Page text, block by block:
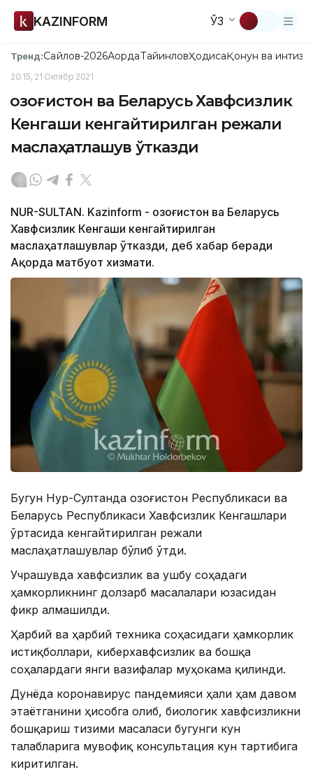
KAZINFORM ЎЗ
Тренд:Сайлов-2026АқордаТайинловҲодисаҚонун ва
20:15, 21 Октябр 2021
Қозоғистон ва Беларусь Хавфсизлик
Кенгаши кенгайтирилган режали
маслаҳатлашув ўтказди
NUR-SULTAN. Kazinform - Қозоғистон ва Беларусь
Хавфсизлик Кенгаши кенгайтирилган
маслаҳатлашувлар ўтказди, деб хабар беради
Ақорда матбуот хизмати.
Бугун Нур-Султанда Қозоғистон Республикаси ва
Беларусь Республикаси Хавфсизлик Кенгашлари
ўртасида кенгайтирилган режали
маслаҳатлашувлар бўлиб ўтди.
Учрашувда хавфсизлик ва ушбу соҳадаги
ҳамкорликнинг долзарб масалалари юзасидан
фикр алмашилди.
Ҳарбий ва ҳарбий техника соҳасидаги ҳамкорлик
истиқболлари, киберхавфсизлик ва бошқа
соҳалардаги янги вазифалар муҳокама қилинди.
Дунёда коронавирус пандемияси ҳали ҳам давом
этаётганини ҳисобга олиб, биологик хавфсизликни
бошқариш тизими масаласи бугунги кун
талабларига мувофиқ консультация кун тартибига
киритилган.